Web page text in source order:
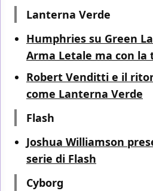
Lanterna Verde
Humphries su Green
Arma Letale ma con la
Robert Venditti e il
come Lanterna Verde
Flash
Joshua Williamson
serie di Flash
Cyborg